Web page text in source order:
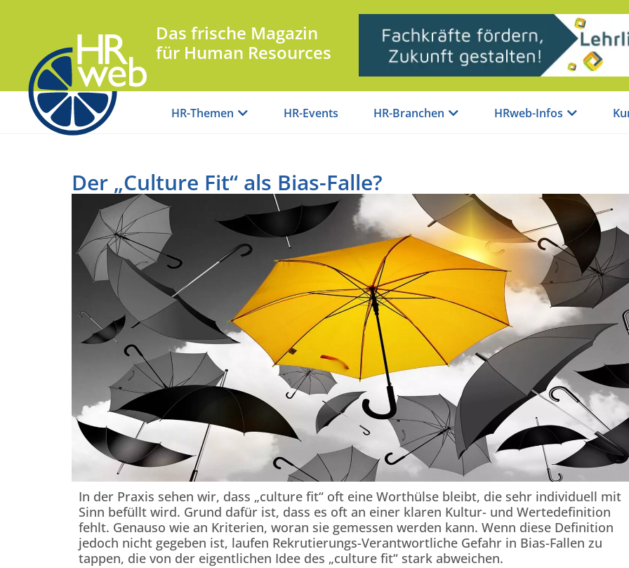
Das frische Magazin
für Human Resources
HR-Themen HR-Events HR-Branchen HRweb-Infos
Der „Culture Fit“ als Bias-Falle?
In der Praxis sehen wir, dass „culture fit“ oft eine Worthülse bleibt, die sehr individuell mit
Sinn befüllt wird. Grund dafür ist, dass es oft an einer klaren Kultur- und Wertedefinition
fehlt. Genauso wie an Kriterien, woran sie gemessen werden kann. Wenn diese Definition
jedoch nicht gegeben ist, laufen Rekrutierungs-Verantwortliche Gefahr in Bias-Fallen zu
tappen, die von der eigentlichen Idee des „culture fit“ stark abweichen.